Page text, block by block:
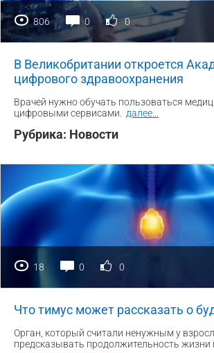
806 0 0
В Великобритании откроется
цифрового здравоохранения
Врачей нужно обучать пользоваться
цифровыми сервисами.
далее
Рубрика: Новости
18 0 0
Что тимус может рассказать о
Орган, который считали ненужным у
предсказывать продолжительность жизни